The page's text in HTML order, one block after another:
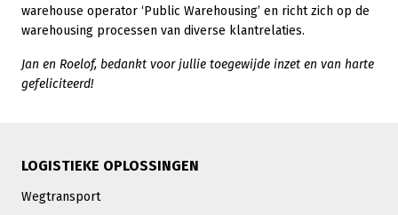
warehouse operator ‘Public Warehousing’ en richt zich op de
warehousing processen van diverse klantrelaties.
Jan en Roelof, bedankt voor jullie toegewijde inzet en van harte
gefeliciteerd!
LOGISTIEKE OPLOSSINGEN
Wegtransport